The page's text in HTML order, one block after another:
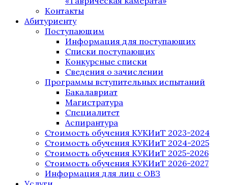
Контакты
Абитуриенту
Поступающим
Информация для поступающих
Списки поступающих
Конкурсные списки
Сведения о зачислении
Программы вступительных испытаний
Бакалавриат
Магистратура
Специалитет
Аспирантура
Стоимость обучения КУКИиТ 2023-2024
Стоимость обучения КУКИиТ 2024-2025
Стоимость обучения КУКИиТ 2025-2026
Стоимость обучения КУКИиТ 2026-2027
Информация для лиц с ОВЗ